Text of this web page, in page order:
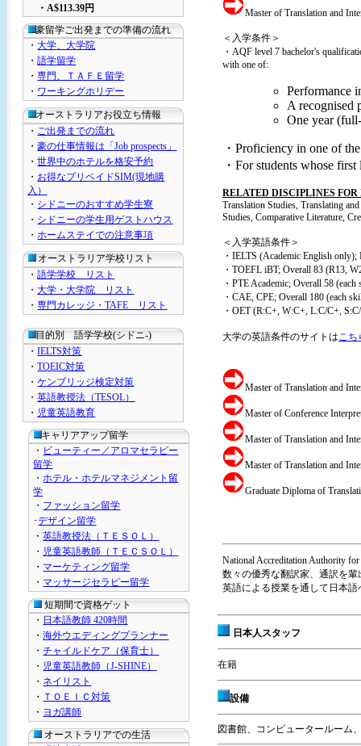
・A$113.39円
豪留学ご出発までの準備の流れ
・大学、大学院
・語学留学
・専門、ＴＡＦＥ留学
・ ワーキングホリデー
オーストラリアお役立ち情報
・ ご出発までの流れ
・豪の仕事情報は「Job prospects」
・世界中のホテルを格安予約
・ お得なプリペイドSIM(現地購
入）
・ シドニーのおすすめ学生寮
・ シドニーの学生用ゲストハウス
・ホームステイでの注意事項
オーストラリア学校リスト
・語学学校 リスト
・大学・大学院 リスト
・専門カレッジ・TAFE リスト
目的別 語学学校(シドニ-)
・IELTS対策
・TOEIC対策
・ケンブリッジ検定対策
・英語教授法（TESOL）
・ 児童英語教育
キャリアアップ留学
・ ビューティー／アロマセラピー
留学
・ホテル・ホテルマネジメント留
学
・ ファッション留学
･デザイン留学
・英語教授法（ＴＥＳＯＬ）
・ 児童英語教師（ＴＥＣＳＯＬ）
・ マーケティング留学
・ マッサージセラピー留学
短期間で資格ゲット
・ 日本語教師 420時間
・海外ウエディングプランナー
・チャイルドケア（保育士）
・ 児童英語教師（J-SHINE）
・ ネイリスト
・ ＴＯＥＩＣ対策
・ ヨガ講師
オーストラリアでの生活
Master of Translation and
＜入学条件＞
・AQF level 7 bachelor's
with one of:
Performance
A recognised
One year
・Proficiency in one of
・For students whose
RELATED DISCIPLINES
Translation Studies, Translating
Studies, Comparative Literature,
＜入学英語条件＞
・IELTS (Academic English
・TOEFL iBT; Overall 83 (R13,
・PTE Academic; Overall 58
・CAE, CPE; Overall 180 (each
・OET (R:C+, W:C+, L:C/C+,
大学の英語条件のサイトはこち
Master of Translation and
Master of Conference
Master of Translation and
Master of Translation and
Graduate Diploma of
National Accreditation Authority
数々の優秀な翻訳家、通訳を輩
英語による授業を通して日本
日本人スタッフ
在籍
設備
図書館、コンピュータールーム